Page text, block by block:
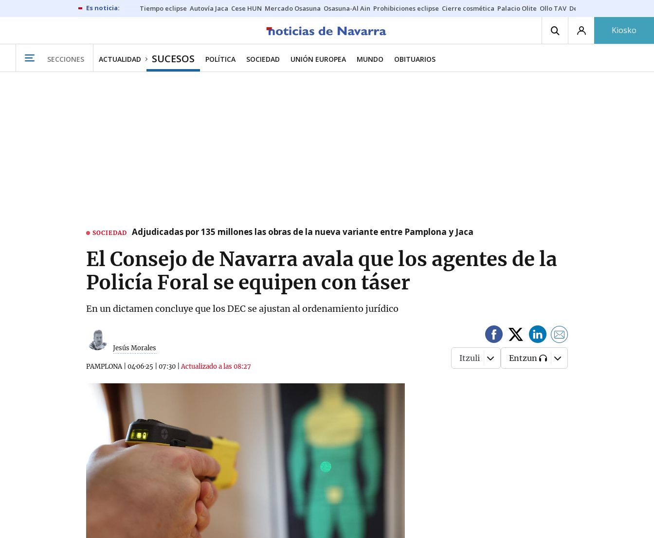
Tiempo eclipse Autovía Jaca Cese HUN Mercado Osasuna Osasuna-Al Ain Prohibiciones eclipse Cierre cosmética Palacio Olite Ollo TAV Derrama vecinos
Kiosko
SECCIONES ACTUALIDAD SUCESOS POLÍTICA SOCIEDAD UNIÓN EUROPEA MUNDO OBITUARIOS
SOCIEDAD Adjudicadas por 135 millones las obras de la nueva variante entre Pamplona y Jaca
El Consejo de Navarra avala que los agentes de la
Policía Foral se equipen con táser
En un dictamen concluye que los DEC se ajustan al ordenamiento jurídico
Jesús Morales
PAMPLONA| 04·06·25 07:30 |Actualizado a las 08:27
Itzuli Entzun